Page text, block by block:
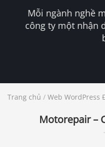
Mỗi ngành nghề
công ty một nhận
Trang chủ / Web WordPress
Motorepair –